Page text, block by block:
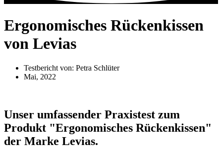
Ergonomisches Rückenkissen
von Levias
Testbericht von: Petra Schlüter
Mai, 2022
Unser umfassender Praxistest zum
Produkt "Ergonomisches Rückenkissen"
der Marke Levias.